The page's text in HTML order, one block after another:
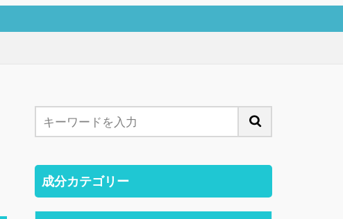
成分カテゴリー